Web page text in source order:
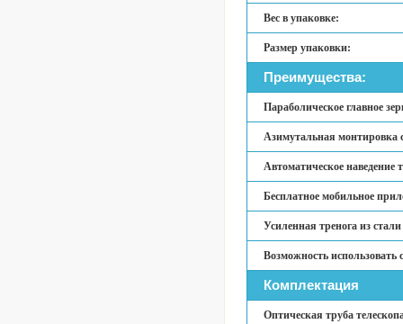
Вес в упаковке:
Размер упаковки:
Преимущества:
Параболическое главное
Азимутальная монтировка
Автоматическое наведение
Бесплатное мобильное
Усиленная тренога из
Возможность использовать
Комплектация
Оптическая труба